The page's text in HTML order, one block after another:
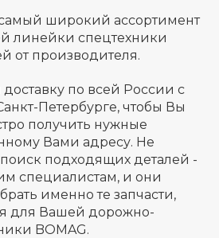
широкий ассортимент
линейки спецтехники
от производителя.
по всей России с
Петербурге, чтобы Вы
получить нужные
Вами адресу. Не
подходящих деталей -
специалистам, и они
именно те запчасти,
для Вашей дорожно-
BOMAG.